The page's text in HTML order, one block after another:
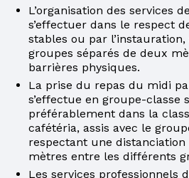
L’organisation des services
s’effectuer dans le respect
stables ou par
groupes séparés de deux
barrières physiques.
La prise du repas du midi
s’effectue en groupe-classe
préférablement dans la
cafétéria, assis avec le
respectant une
mètres entre les différents
Les services professionnels